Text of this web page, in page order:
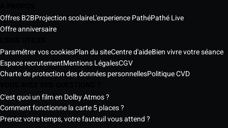
Offres B2BProjection scolaireL'experience PathéPathé Live
Offre anniversaire
Paramétrer vos cookiesPlan du siteCentre d'aideBien vivre votre séance
Espace recrutementMentions LégalesCGV
Charte de protection des données personnellesPolitique CVD
C'est quoi un film en Dolby Atmos ?
Comment fonctionne la carte 5 places ?
Prenez votre temps, votre fauteuil vous attend ?